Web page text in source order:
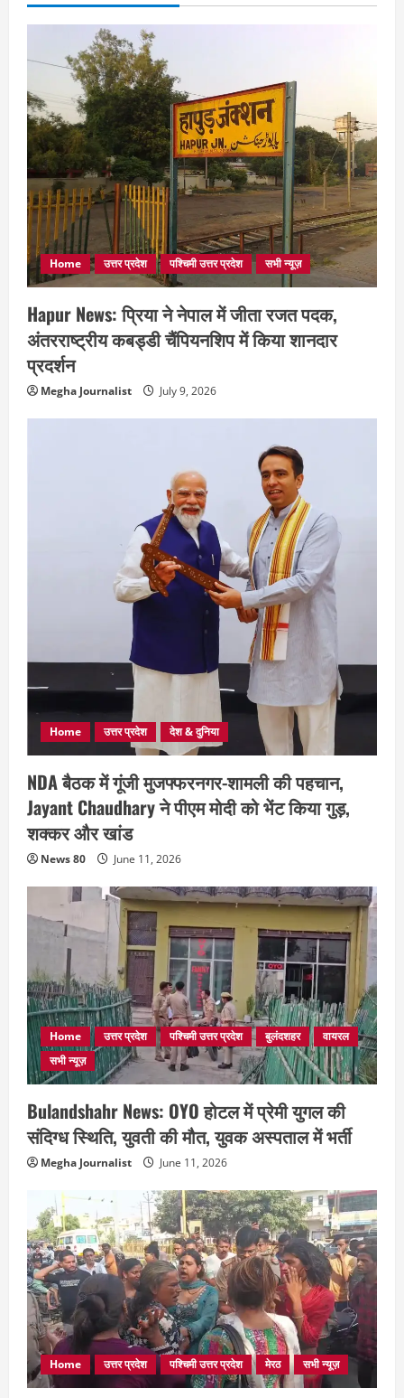
Home उत्तर प्रदेश पश्चिमी उत्तर प्रदेश सभी न्यूज़
Hapur News: प्रिया ने नेपाल में जीता रजत पदक,
अंतरराष्ट्रीय कबड्डी चैंपियनशिप में किया शानदार
प्रदर्शन
Megha Journalist July 9, 2026
Home उत्तर प्रदेश देश & दुनिया
NDA बैठक में गूंजी मुजफ्फरनगर-शामली की पहचान,
Jayant Chaudhary ने पीएम मोदी को भेंट किया गुड़,
शक्कर और खांड
News 80 June 11, 2026
Home उत्तर प्रदेश पश्चिमी उत्तर प्रदेश बुलंदशहर
वायरल
सभी न्यूज़
Bulandshahr News: OYO होटल में प्रेमी युगल की
संदिग्ध स्थिति, युवती की मौत, युवक अस्पताल में भर्ती
Megha Journalist June 11, 2026
Home उत्तर प्रदेश पश्चिमी उत्तर प्रदेश मेरठ सभी न्यूज़